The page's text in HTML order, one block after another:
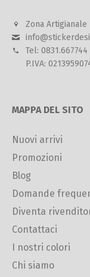
Zona Artigianale
Tel:
P.IVA:
MAPPA DEL SITO
Nuovi arrivi
Promozioni
Blog
Domande
Diventa
Contattaci
I nostri colori
Chi siamo